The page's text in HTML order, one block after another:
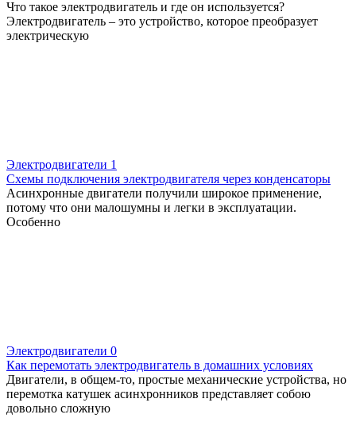
Что такое электродвигатель и где он используется?
Электродвигатель – это устройство, которое преобразует
электрическую
Электродвигатели 1
Схемы подключения электродвигателя через конденсаторы
Асинхронные двигатели получили широкое применение,
потому что они малошумны и легки в эксплуатации.
Особенно
Электродвигатели 0
Как перемотать электродвигатель в домашних условиях
Двигатели, в общем-то, простые механические устройства, но
перемотка катушек асинхронников представляет собою
довольно сложную